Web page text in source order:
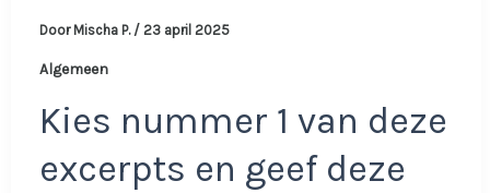
Door Mischa P. / 23 april 2025
Algemeen
Kies nummer 1 van deze
excerpts en geef deze